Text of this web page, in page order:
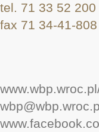
tel. 71 33 52
fax 71 34-41-808